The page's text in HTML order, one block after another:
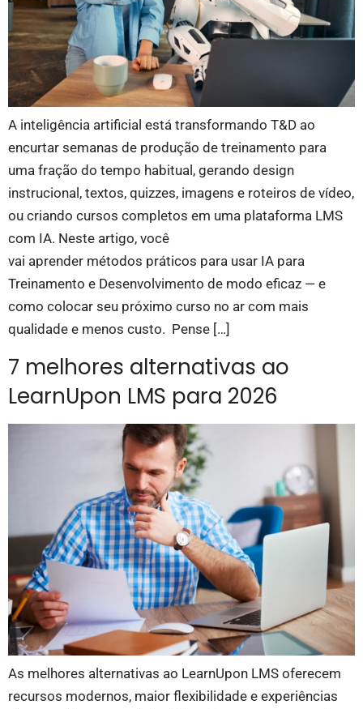
A inteligência artificial está transformando T&D ao
encurtar semanas de produção de treinamento para
uma fração do tempo habitual, gerando design
instrucional, textos, quizzes, imagens e roteiros de vídeo,
ou criando cursos completos em uma plataforma LMS
com IA. Neste artigo, você
vai aprender métodos práticos para usar IA para
Treinamento e Desenvolvimento de modo eficaz — e
como colocar seu próximo curso no ar com mais
qualidade e menos custo. Pense […]
7 melhores alternativas ao
LearnUpon LMS para 2026
As melhores alternativas ao LearnUpon LMS oferecem
recursos modernos, maior flexibilidade e experiências